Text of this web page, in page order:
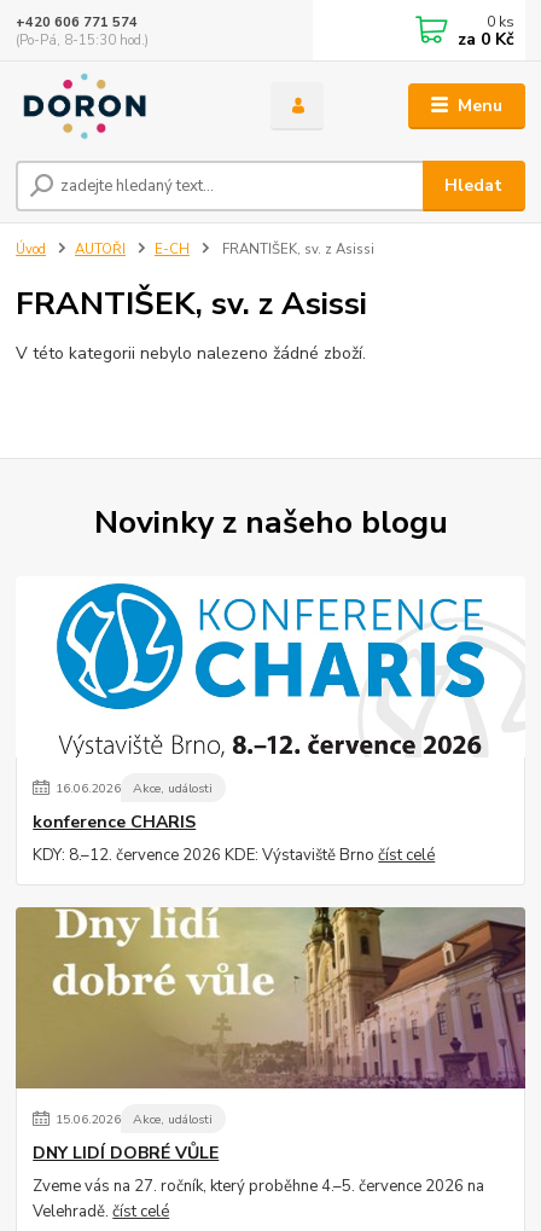
Menu
Hledat
+420 606 771 574
(Po-Pá, 8-15:30 hod.)
0 ks
za 0 Kč
Úvod AUTOŘI E-CH FRANTIŠEK, sv. z Asissi
FRANTIŠEK, sv. z Asissi
V této kategorii nebylo nalezeno žádné zboží.
Novinky z našeho blogu
16.06.2026 Akce, události
konference CHARIS
KDY: 8.–12. července 2026 KDE: Výstaviště Brnočíst celé
15.06.2026 Akce, události
DNY LIDÍ DOBRÉ VŮLE
Zveme vás na 27. ročník, který proběhne 4.–5. července 2026 na
Velehradě.číst celé